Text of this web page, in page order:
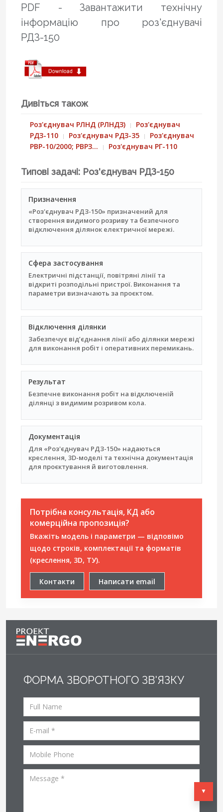
PDF - Завантажити технічну
інформацію про роз'єднувачі
РДЗ-150
Дивіться також
Роз'єднувач РЛНД (РЛНДЗ)
Роз'єднувач
РДЗ-110
Роз'єднувач РДЗ-35
Роз'єднувач
РВР-10/2000; РВРЗ…
Роз'єднувач РГ-110
Типові задачі: Роз'єднувач РДЗ-150
Призначення
«Роз'єднувач РДЗ-150» призначений для
створення видимого розриву та безпечного
відключення ділянок електричної мережі.
Сфера застосування
Електричні підстанції, повітряні лінії та
відкриті розподільні пристрої. Виконання та
параметри визначають за проєктом.
Відключення ділянки
Забезпечує від’єднання лінії або ділянки мережі
для виконання робіт і оперативних перемикань.
Результат
Безпечне виконання робіт на відключеній
ділянці з видимим розривом кола.
Документація
Для «Роз'єднувач РДЗ-150» надаються
креслення, 3D-моделі та технічна документація
для проєктування й виготовлення.
Потрібна консультація, КД або
комерційна пропозиція?
Вкажіть модель і параметри — відповімо
щодо строків, комплектації та форматів
(креслення, 3D, ТУ).
Контакти Написати email
ФОРМА ЗВОРОТНОГО ЗВ'ЯЗКУ
▼